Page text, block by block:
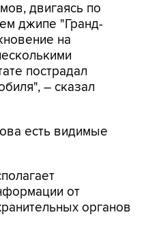
двигаясь по
джипе "Гранд-
на
пострадал
– сказал
есть видимые
от
органов